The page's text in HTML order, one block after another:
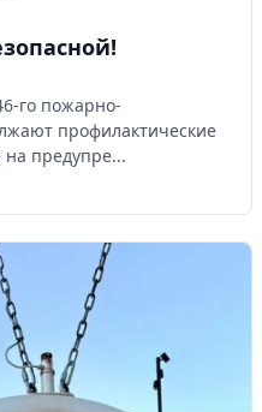
го пожарно-
профилактические
предупре...